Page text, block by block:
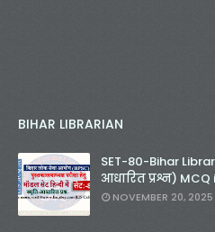
BIHAR LIBRARIAN
SET-80-Bihar
आधारित प्रश्न)
NOVEMBER 20, 2025